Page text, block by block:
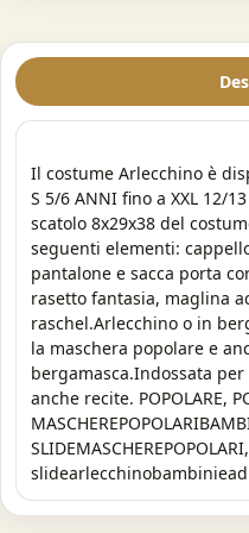
Il costume Arlecchino è
S 5/6 ANNI fino a XXL 12/
scatolo 8x29x38 del
seguenti elementi:
pantalone e sacca porta
rasetto fantasia, maglina
raschel.Arlecchino o in
la maschera popolare e
bergamasca.Indossata
anche recite. POPOLARE,